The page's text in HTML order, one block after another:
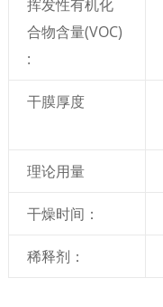
挥发性有机化
合物含量(VOC)
:
干膜厚度
理论用量
干燥时间：
稀释剂：